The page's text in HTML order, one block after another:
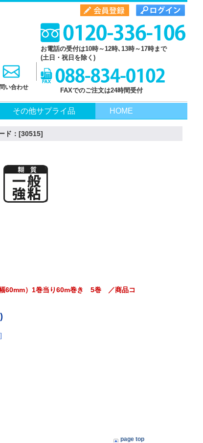
お電話の受付は10時～12時､13時～17時まで
(土日・祝日を除く)
い合わせ FAXでのご注文は24時間受付
その他サプライ品 HOME
ド：[30515]
60mm）1巻当り60m巻き 5巻 ／商品コ
page top